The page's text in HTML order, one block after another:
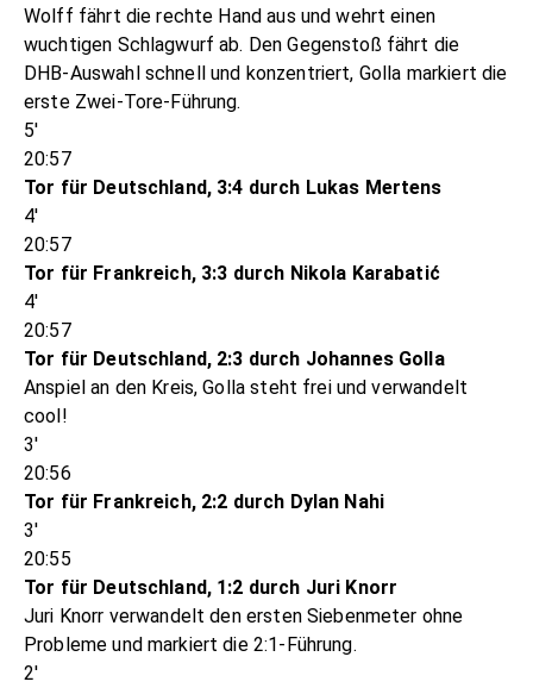
Wolff fährt die rechte Hand aus und wehrt einen
wuchtigen Schlagwurf ab. Den Gegenstoß fährt die
DHB-Auswahl schnell und konzentriert, Golla markiert die
erste Zwei-Tore-Führung.
5'
20:57
Tor für Deutschland, 3:4 durch Lukas Mertens
4'
20:57
Tor für Frankreich, 3:3 durch Nikola Karabatić
4'
20:57
Tor für Deutschland, 2:3 durch Johannes Golla
Anspiel an den Kreis, Golla steht frei und verwandelt
cool!
3'
20:56
Tor für Frankreich, 2:2 durch Dylan Nahi
3'
20:55
Tor für Deutschland, 1:2 durch Juri Knorr
Juri Knorr verwandelt den ersten Siebenmeter ohne
Probleme und markiert die 2:1-Führung.
2'